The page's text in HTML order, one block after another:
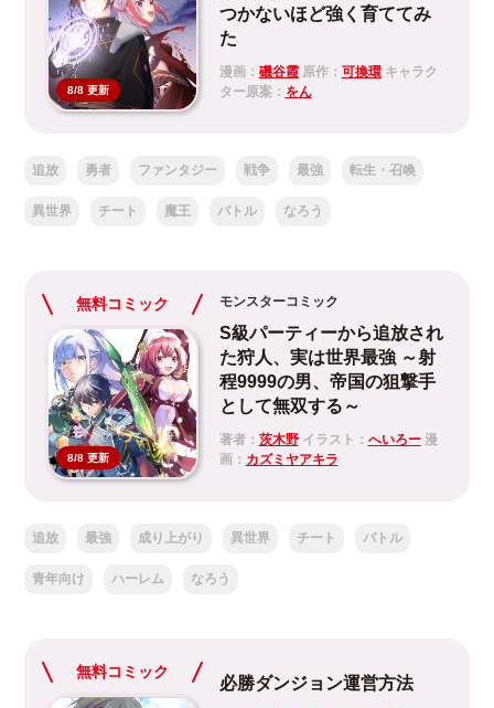
8/8 更新
つかないほど強く育ててみ
た
漫画： 磯谷霞原作： 可換環キャラク
ター原案： をん
追放 勇者 ファンタジー 戦争 最強 転生・召喚
異世界 チート 魔王 バトル なろう
無料コミック
8/8 更新
モンスターコミック
S級パーティーから追放され
た狩人、実は世界最強 ～射
程9999の男、帝国の狙撃手
として無双する～
著者： 茨木野イラスト： へいろー漫
画： カズミヤアキラ
追放 最強 成り上がり 異世界 チート バトル
青年向け ハーレム なろう
無料コミック
必勝ダンジョン運営方法